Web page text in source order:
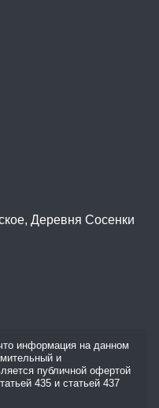
Деревня Сосенки
информация на данном
и
публичной офертой
435 и статьей 437